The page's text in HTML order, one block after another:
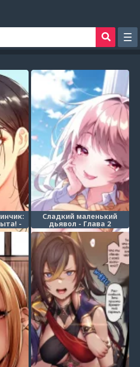
Фильтр
Авторы
Аниме хентай
Сборники манги
Sign in
Register
-
Сладкий маленький
дьявол - Глава 2
(Amaama Koakuma)